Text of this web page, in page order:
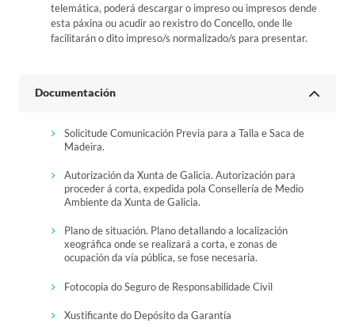
telemática, poderá descargar o impreso ou impresos dende
esta páxina ou acudir ao rexistro do Concello, onde lle
facilitarán o dito impreso/s normalizado/s para presentar.
Documentación
Solicitude Comunicación Previa para a Talla e Saca de
Madeira.
Autorización da Xunta de Galicia. Autorización para
proceder á corta, expedida pola Consellería de Medio
Ambiente da Xunta de Galicia.
Plano de situación. Plano detallando a localización
xeográfica onde se realizará a corta, e zonas de
ocupación da vía pública, se fose necesaria.
Fotocopia do Seguro de Responsabilidade Civil
Xustificante do Depósito da Garantía